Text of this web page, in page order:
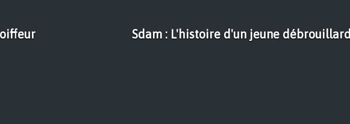
Sdam : L'histoire d'un jeune